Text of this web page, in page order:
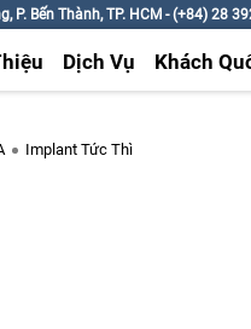
P. Bến Thành, TP. HCM - (+84) 28
Dịch Vụ Khách
Implant Tức Thì